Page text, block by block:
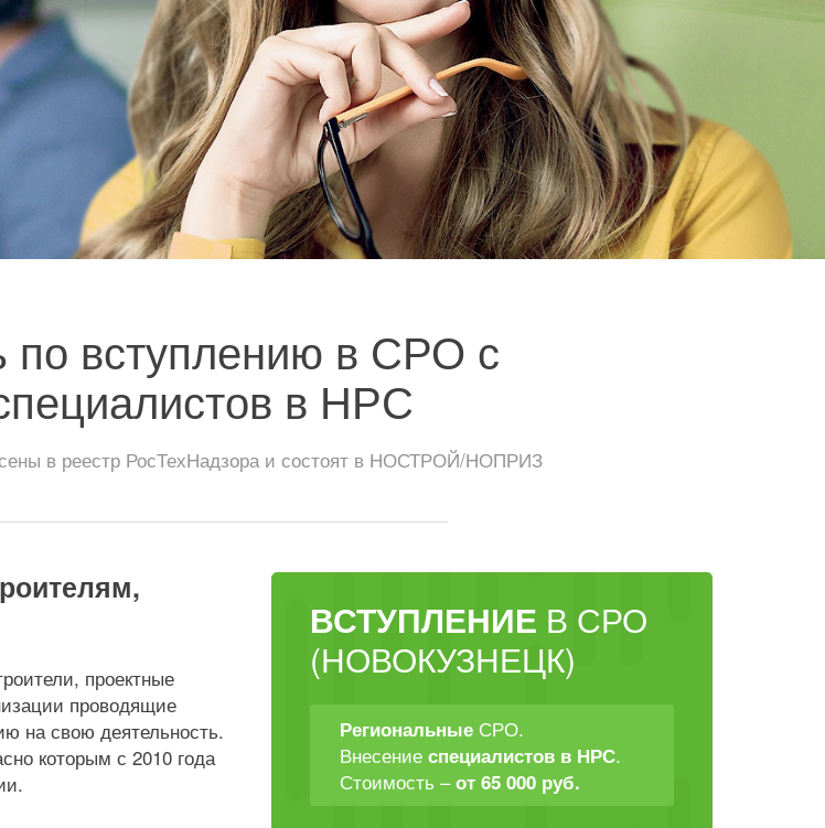
вступлению в СРО с
в НРС
в реестр РосТехНадзора и состоят в НОСТРОЙ/НОПРИЗ
проектные
проводящие
на свою деятельность.
которым с 2010 года
ВСТУПЛЕНИЕ В СРО
(НОВОКУЗНЕЦК)
Региональные СРО.
Внесение специалистов в НРС.
Стоимость –от 65 000 руб.